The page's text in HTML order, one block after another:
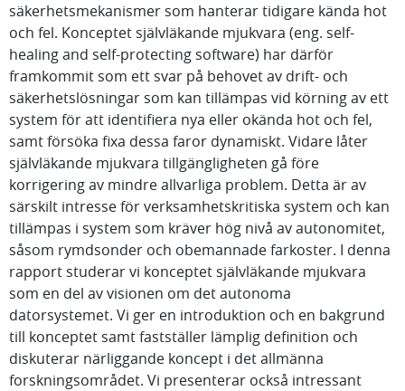
säkerhetsmekanismer som hanterar tidigare kända hot
och fel. Konceptet självläkande mjukvara (eng. self-
healing and self-protecting software) har därför
framkommit som ett svar på behovet av drift- och
säkerhetslösningar som kan tillämpas vid körning av ett
system för att identifiera nya eller okända hot och fel,
samt försöka fixa dessa faror dynamiskt. Vidare låter
självläkande mjukvara tillgängligheten gå före
korrigering av mindre allvarliga problem. Detta är av
särskilt intresse för verksamhetskritiska system och kan
tillämpas i system som kräver hög nivå av autonomitet,
såsom rymdsonder och obemannade farkoster. I denna
rapport studerar vi konceptet självläkande mjukvara
som en del av visionen om det autonoma
datorsystemet. Vi ger en introduktion och en bakgrund
till konceptet samt fastställer lämplig definition och
diskuterar närliggande koncept i det allmänna
forskningsområdet. Vi presenterar också intressant